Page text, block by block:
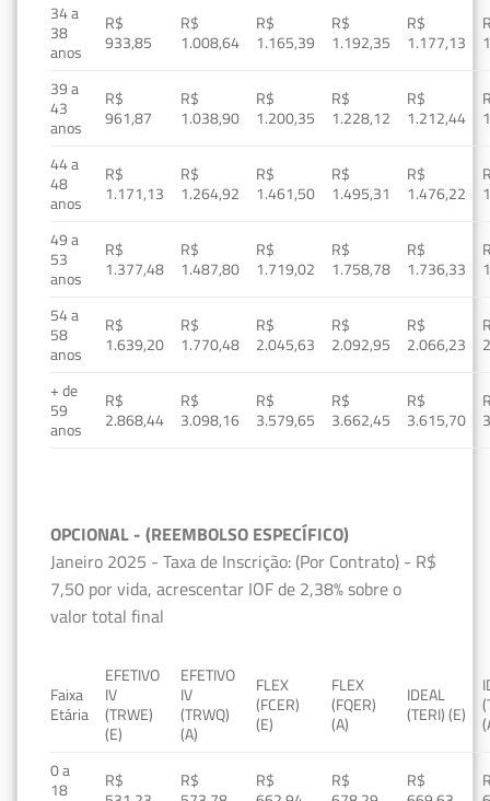
34 a
38
anos
R$
933,85
R$
1.008,64
R$
1.165,39
R$
1.192,35
R$
1.177,13
39 a
43
anos
R$
961,87
R$
1.038,90
R$
1.200,35
R$
1.228,12
R$
1.212,44
44 a
48
anos
R$
1.171,13
R$
1.264,92
R$
1.461,50
R$
1.495,31
R$
1.476,22
49 a
53
anos
R$
1.377,48
R$
1.487,80
R$
1.719,02
R$
1.758,78
R$
1.736,33
54 a
58
anos
R$
1.639,20
R$
1.770,48
R$
2.045,63
R$
2.092,95
R$
2.066,23
+ de
59
anos
R$
2.868,44
R$
3.098,16
R$
3.579,65
R$
3.662,45
R$
3.615,70
OPCIONAL - (REEMBOLSO ESPECÍFICO)
Janeiro 2025 - Taxa de Inscrição: (Por Contrato) - R$
7,50 por vida, acrescentar IOF de 2,38% sobre o
valor total final
Faixa
Etária
EFETIVO
IV
(TRWE)
(E)
EFETIVO
IV
(TRWQ)
(A)
FLEX
(FCER)
(E)
FLEX
(FQER)
(A)
IDEAL
(TERI) (E)
0 a
18
R$
R$
R$
R$
R$